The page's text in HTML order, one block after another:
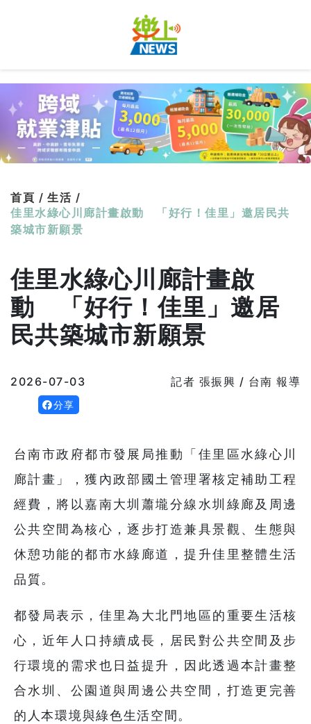
首頁 / 生活 /
佳里水綠心川廊計畫啟動 「好行！佳里」邀居民共
築城市新願景
佳里水綠心川廊計畫啟
動 「好行！佳里」邀居
民共築城市新願景
2026-07-03 記者 張振興 / 台南 報導
分享
台南市政府都市發展局推動「佳里區水綠心川
廊計畫」，獲內政部國土管理署核定補助工程
經費，將以嘉南大圳蕭壠分線水圳綠廊及周邊
公共空間為核心，逐步打造兼具景觀、生態與
休憩功能的都市水綠廊道，提升佳里整體生活
品質。
都發局表示，佳里為大北門地區的重要生活核
心，近年人口持續成長，居民對公共空間及步
行環境的需求也日益提升，因此透過本計畫整
合水圳、公園道與周邊公共空間，打造更完善
的人本環境與綠色生活空間。